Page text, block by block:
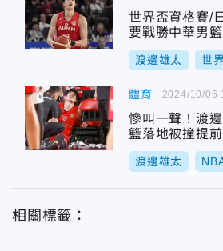
世界盃資格賽/
要戰勝中華男
渡邊雄太 世
體育
慘叫一聲！渡
籃落地被撞提
渡邊雄太
2024/10/06
相關標籤：